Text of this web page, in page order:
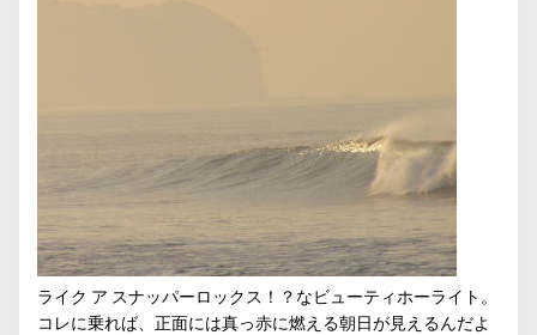
ライク ア スナッパーロックス！？なビューティホーライト。
コレに乗れば、正面には真っ赤に燃える朝日が見えるんだよ